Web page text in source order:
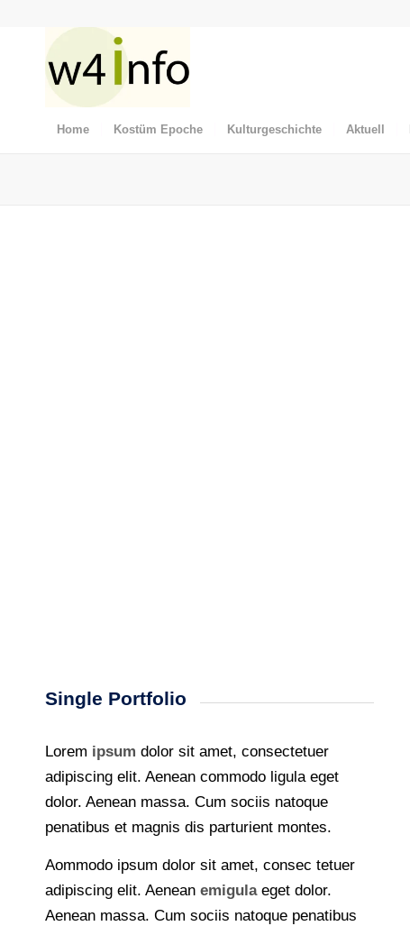
Home Kostüm Epoche Kulturgeschichte Aktuell
Single Portfolio
Lorem ipsum dolor sit amet, consectetuer
adipiscing elit. Aenean commodo ligula eget
dolor. Aenean massa. Cum sociis natoque
penatibus et magnis dis parturient montes.
Aommodo ipsum dolor sit amet, consec tetuer
adipiscing elit. Aenean emigulaeget dolor.
Aenean massa. Cum sociis natoque penatibus